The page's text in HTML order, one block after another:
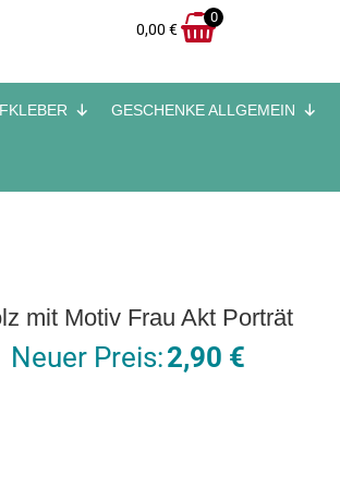
0,00€
0
GESCHENKE ALLGEMEIN
mit Motiv Frau Akt Porträt
Ursprünglicher
Neuer Preis:2,90 €Aktueller